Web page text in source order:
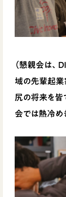
（懇親会は、
域の先輩起業
尻の将来を皆
会では熱冷め